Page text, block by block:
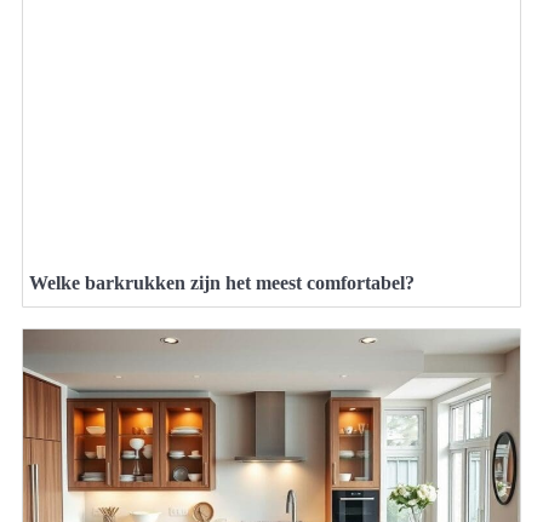
Welke barkrukken zijn het meest comfortabel?